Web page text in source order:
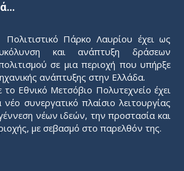
Πάρκο Λαυρίου έχει ως
και ανάπτυξη δράσεων
σε μια περιοχή που υπήρξε
ανάπτυξης στην Ελλάδα.
το Εθνικό Μετσόβιο Πολυτεχνείο έχει
νέο συνεργατικό πλαίσιο λειτουργίας
νέων ιδεών, την προστασία και
με σεβασμό στο παρελθόν της.